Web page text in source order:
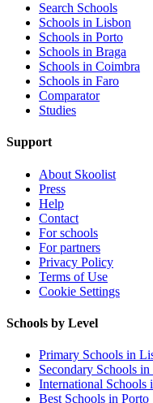
Search Schools
Schools in Lisbon
Schools in Porto
Schools in Braga
Schools in Coimbra
Schools in Faro
Comparator
Studies
Support
About Skoolist
Press
Help
Contact
For schools
For partners
Privacy Policy
Terms of Use
Cookie Settings
Schools by Level
Primary Schools in
Secondary Schools
International Schools
Best Schools in Porto